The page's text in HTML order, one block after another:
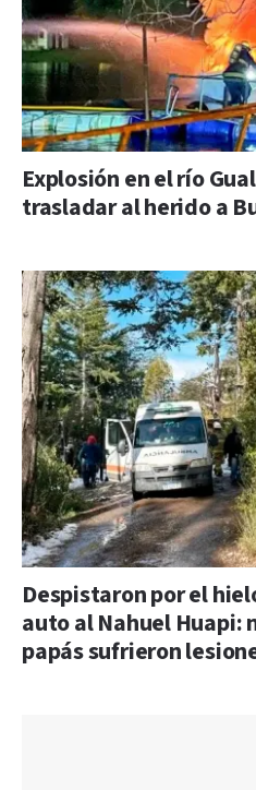
Explosión en el río
trasladar al herido a
Despistaron por el
auto al Nahuel Huapi:
papás sufrieron